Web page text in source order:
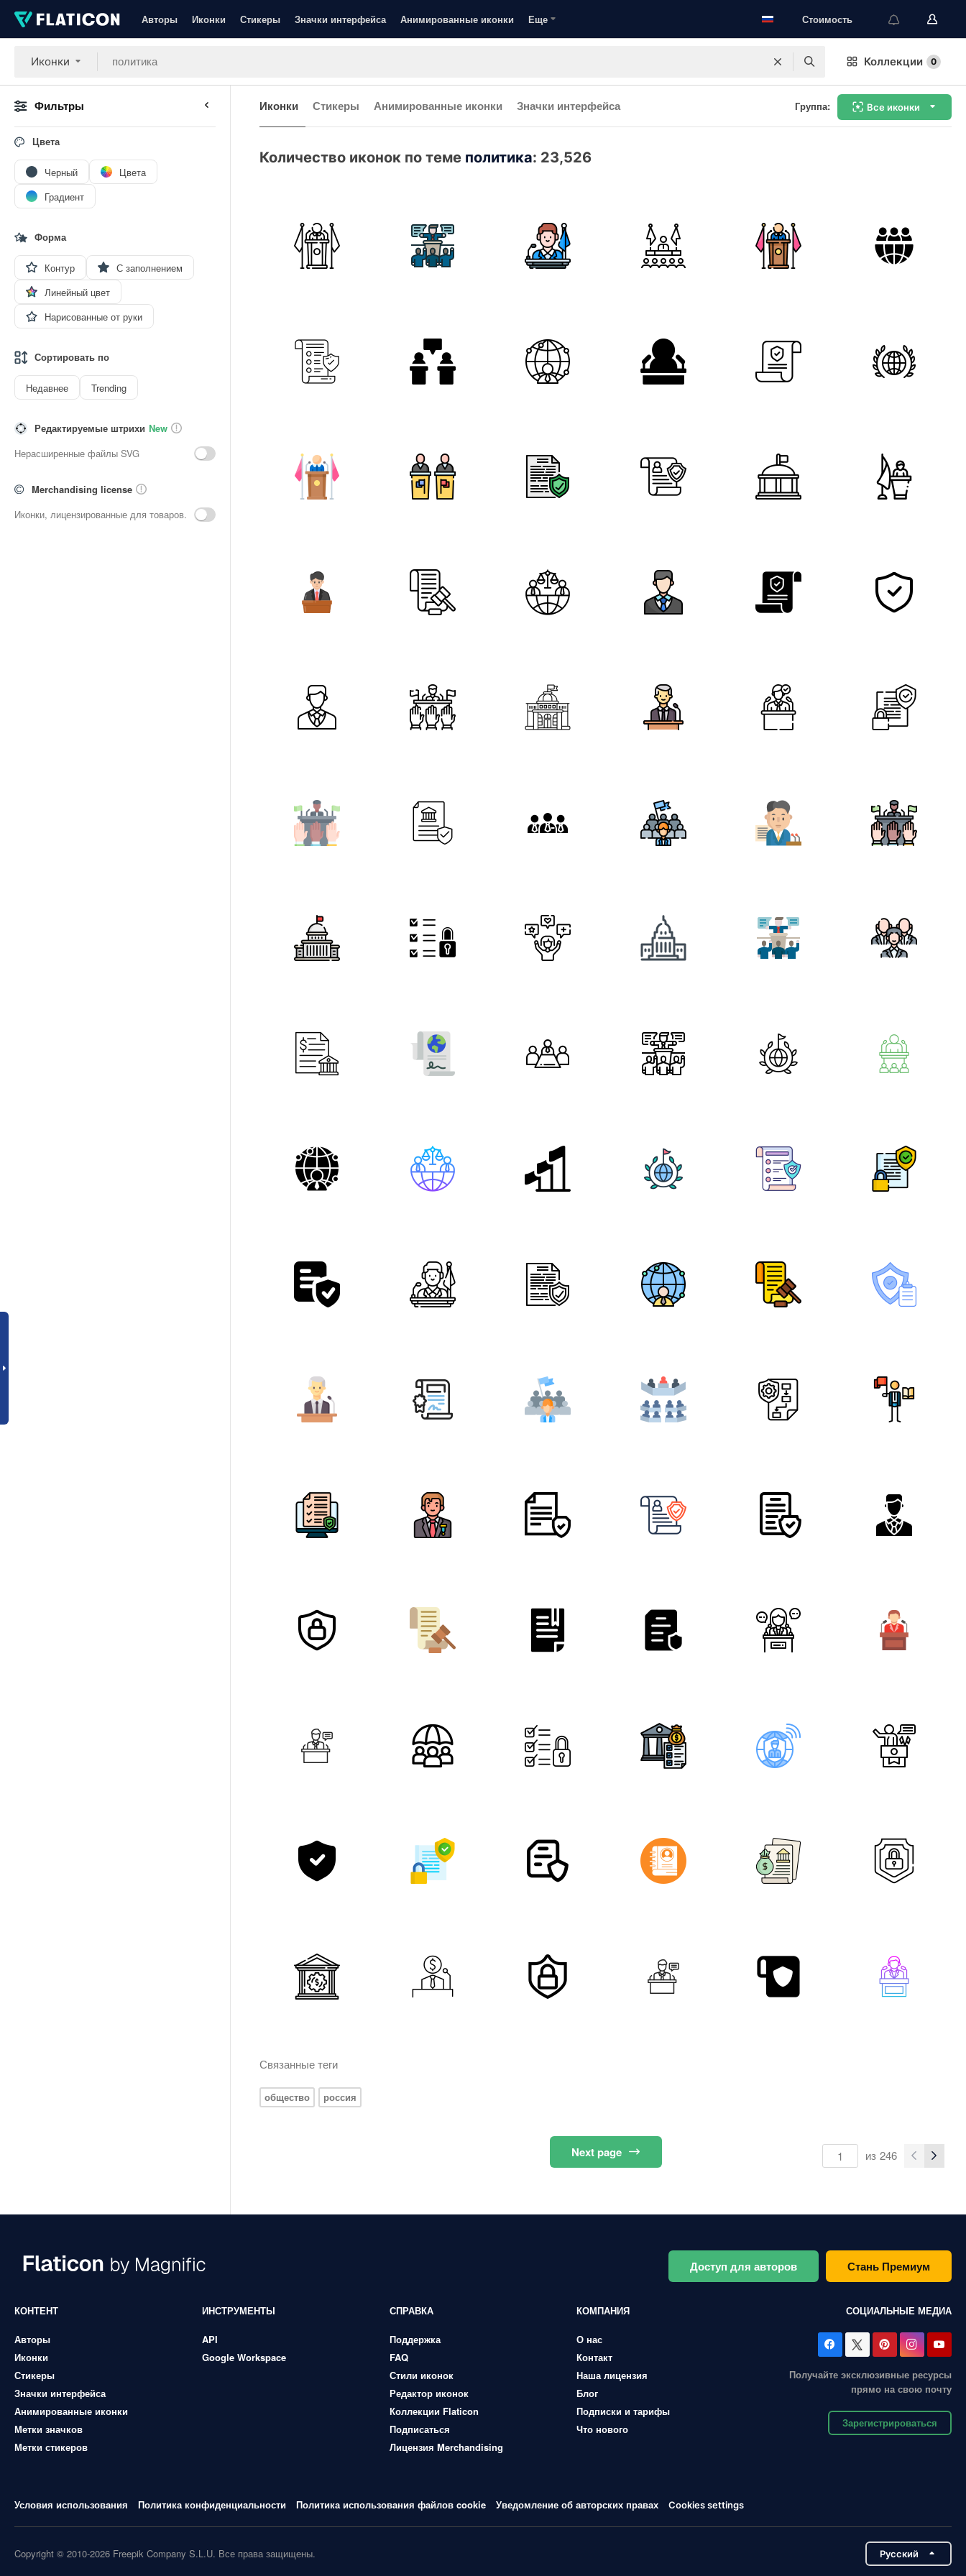
Авторы Иконки Стикеры Значки интерфейса Анимированные иконки Еще Стоимость
Иконки Коллекции 0
Фильтры
Цвета
Черный
Цвета
Градиент
Форма
Контур
С заполнением
Линейный цвет
Нарисованные от руки
Сортировать по
Недавнее Trending
Редактируемые штрихи New
Нерасширенные файлы SVG
Merchandising license
Иконки, лицензированные для товаров.
Иконки Стикеры Анимированные иконки Значки интерфейса Группа: Все иконки
Количество иконок по теме политика: 23,526
Связанные теги
общество россия
Nextpage из 246
Доступ для авторов Стань Премиум
КОНТЕНТ
Авторы
Иконки
Стикеры
Значки интерфейса
Анимированные иконки
Метки значков
Метки стикеров
ИНСТРУМЕНТЫ
API
Google Workspace
СПРАВКА
Поддержка
FAQ
Стили иконок
Редактор иконок
Коллекции Flaticon
Подписаться
Лицензия Merchandising
КОМПАНИЯ
О нас
Контакт
Наша лицензия
Блог
Подписки и тарифы
Что нового
СОЦИАЛЬНЫЕ МЕДИА
Получайте эксклюзивные ресурсы
прямо на свою почту
Зарегистрироваться
Условия использования Политика конфиденциальности Политика использования файлов cookie Уведомление об авторских правах Cookies settings
Copyright © 2010-2026 Freepik Company S.L.U. Все права защищены. Pусский